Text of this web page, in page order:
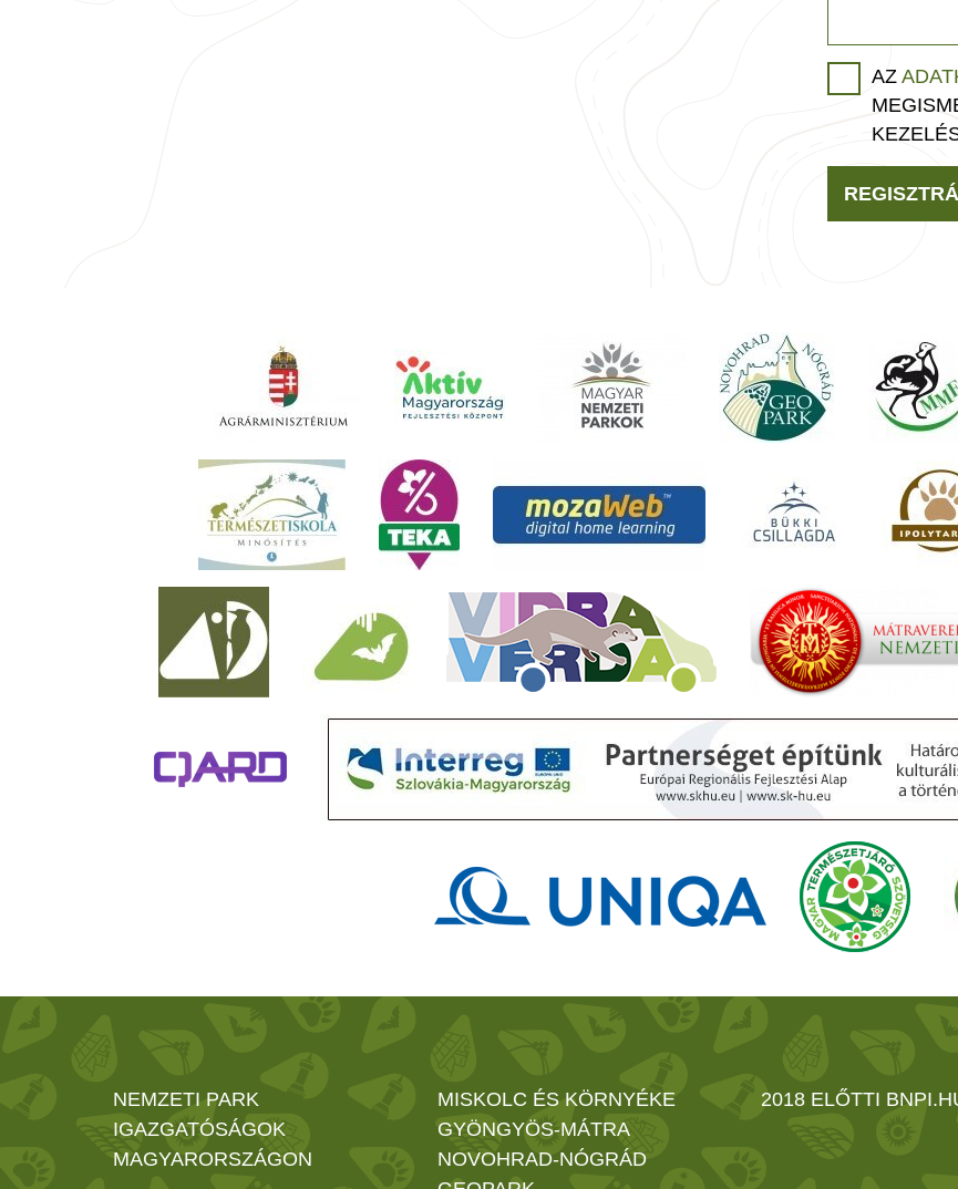
AZ
NEMZETI PARK
IGAZGATÓSÁGOK
MAGYARORSZÁGON
MISKOLC ÉS KÖRNYÉKE
GYÖNGYÖS-MÁTRA
NOVOHRAD-NÓGRÁD
2018 ELŐTTI